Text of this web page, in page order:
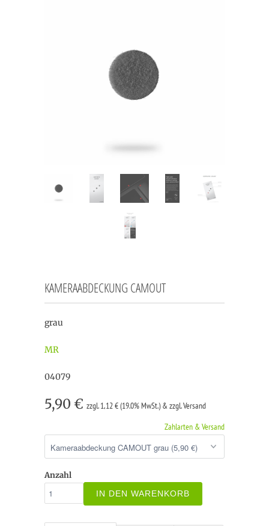
KAMERAABDECKUNG CAMOUT
grau
MR
04079
5,90 € zzgl. 1,12 € (19.0% MwSt.) & zzgl. Versand
Zahlarten & Versand
Anzahl
IN DEN WARENKORB